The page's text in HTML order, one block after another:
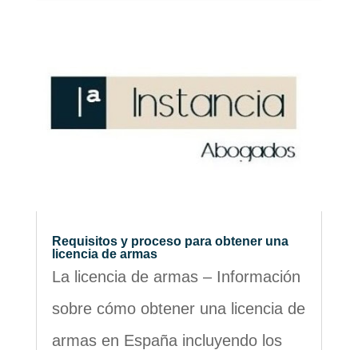
Requisitos y proceso para obtener una
licencia de armas
La licencia de armas – Información
sobre cómo obtener una licencia de
armas en España incluyendo los